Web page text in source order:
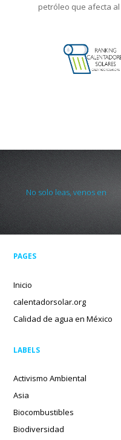
petróleo que afecta al
No solo leas, venos en
PAGES
Inicio
calentadorsolar.org
Calidad de agua en México
LABELS
Activismo Ambiental
Asia
Biocombustibles
Biodiversidad